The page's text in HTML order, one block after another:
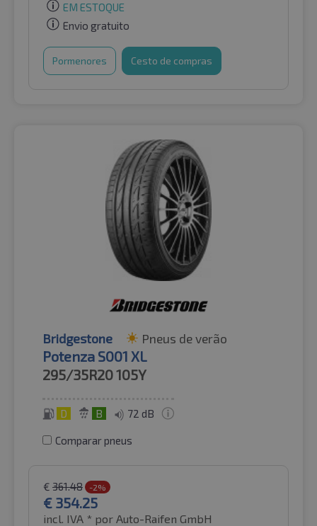
EM ESTOQUE
Envio gratuito
Pormenores Cesto de compras
Bridgestone Pneus de verão
Potenza S001 XL
295/35R20105Y
D B 72 dB
Comparar pneus
€ 361.48 -2%
€ 354.25
incl. IVA * por Auto-Raifen GmbH